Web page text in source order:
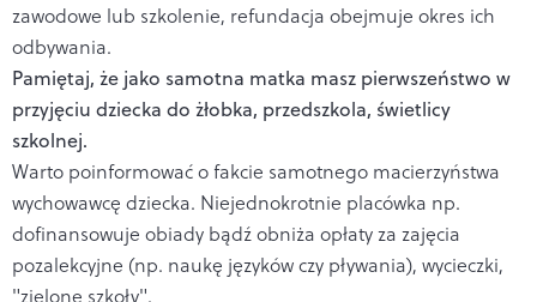
zawodowe lub szkolenie, refundacja obejmuje okres ich
odbywania.
Pamiętaj, że jako samotna matka masz pierwszeństwo w
przyjęciu dziecka do żłobka, przedszkola, świetlicy
szkolnej.
Warto poinformować o fakcie samotnego macierzyństwa
wychowawcę dziecka. Niejednokrotnie placówka np.
dofinansowuje obiady bądź obniża opłaty za zajęcia
pozalekcyjne (np. naukę języków czy pływania), wycieczki,
"zielone szkoły".